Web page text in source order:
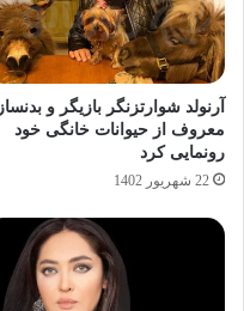
آرنولد شوارتزنگر بازیگر و بدنساز
معروف از حیوانات خانگی خود
رونمایی کرد
22 شهریور 1402